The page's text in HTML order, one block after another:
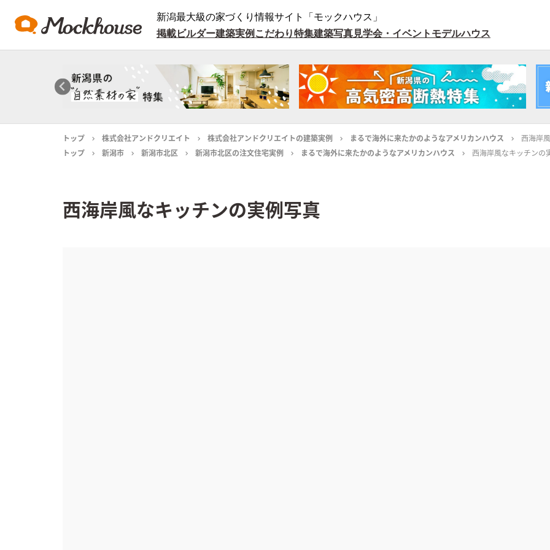
新潟最大級の家づくり情報サイト「モックハウス」
掲載ビルダー建築実例 こだわり特集建築写真見学会・イベント モデルハウス
トップ 株式会社アンドクリエイト 株式会社アンドクリエイトの建築実例 まるで海外に来たかのようなアメリカンハウス
西海岸
トップ
新潟市 新潟市北区 新潟市北区の注文住宅実例 まるで海外に来たかのようなアメリカンハウス 西海岸風なキッチンの
西海岸風なキッチンの実例写真